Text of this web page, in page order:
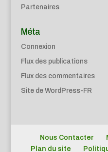
Partenaires
Méta
Connexion
Flux des publications
Flux des commentaires
Site de WordPress-FR
Nous Contacter
Plan du site